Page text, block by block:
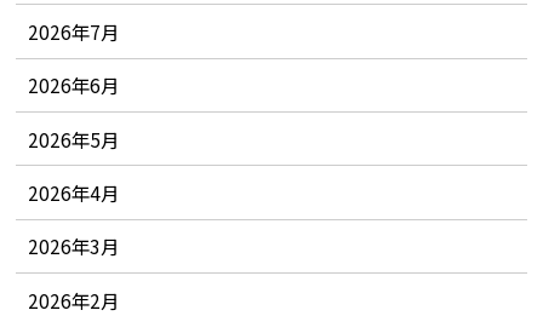
2026年7月
2026年6月
2026年5月
2026年4月
2026年3月
2026年2月